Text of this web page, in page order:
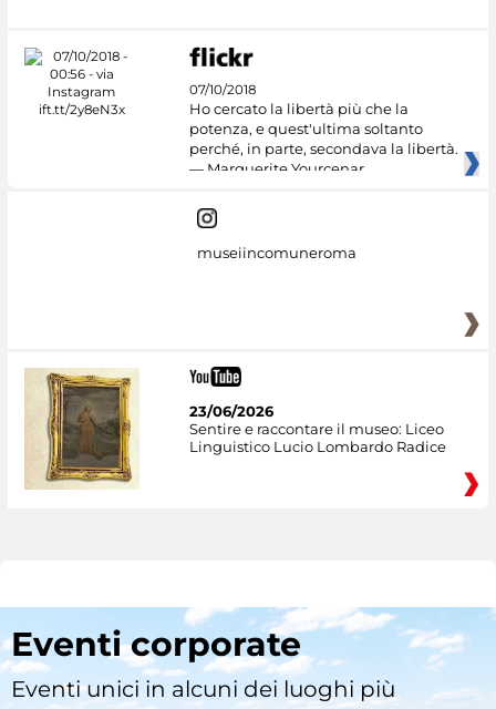
07/10/2018
Ho cercato la libertà più che la
potenza, e quest'ultima soltanto
perché, in parte, secondava la libertà.
— Marguerite Yourcenar
museiincomuneroma
23/06/2026
Sentire e raccontare il museo: Liceo
Linguistico Lucio Lombardo Radice
Eventi corporate
Eventi unici in alcuni dei luoghi più